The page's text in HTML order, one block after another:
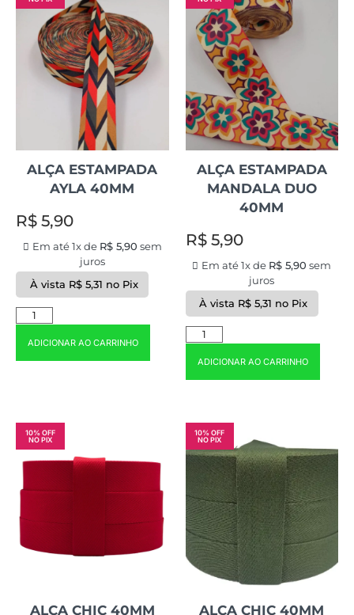
ALÇA ESTAMPADA
AYLA 40MM
R$ 5,90
Em até 1x de R$5,90 sem
juros
À vista R$5,31 no Pix
ADICIONAR AO CARRINHO
ALÇA ESTAMPADA
MANDALA DUO
40MM
R$5,90
Em até 1x de R$ 5,90 sem
juros
À vista R$ 5,31 no Pix
ADICIONAR AO CARRINHO
10% OFF
NO PIX
ALÇA CHIC 40MM
10% OFF
NO PIX
ALÇA CHIC 40MM